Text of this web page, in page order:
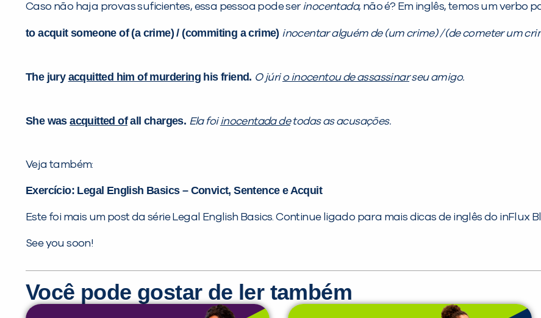
Caso não haja provas suficientes, essa pessoa pode serinocentada, não é? Em inglês, temos um verbo
to acquit someone of (a crime) / (commiting a crime) inocentar alguém de (um crime) / (de cometer um
The jury acquitted him of murdering his friend. O júrio inocentou de assassinarseu amigo.
She wasacquitted ofall charges. Ela foiinocentada detodas as acusações.
Veja também:
Exercício: Legal English Basics – Convict, Sentence e Acquit
Este foi mais um post da série Legal English Basics. Continue ligado para mais dicas de inglês do inFlux
See you soon!
Você pode gostar de ler também